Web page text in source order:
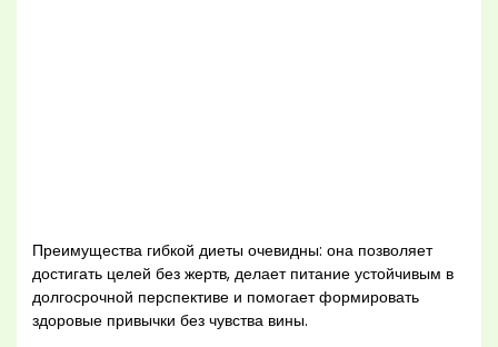
Преимущества гибкой диеты очевидны: она позволяет
достигать целей без жертв, делает питание устойчивым в
долгосрочной перспективе и помогает формировать
здоровые привычки без чувства вины.